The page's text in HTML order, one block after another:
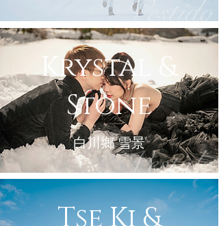
Krystal &
Stone
白川鄉 雪景